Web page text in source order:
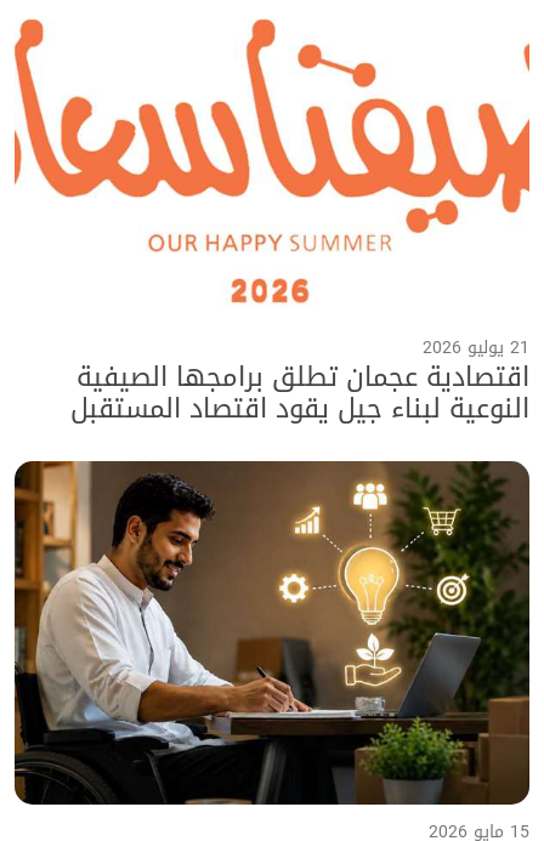
21 يوليو 2026
اقتصادية عجمان تطلق برامجها الصيفية
النوعية لبناء جيل يقود اقتصاد المستقبل
ضمن برنامج "صيفنا سعادة 2026"
15 مايو 2026